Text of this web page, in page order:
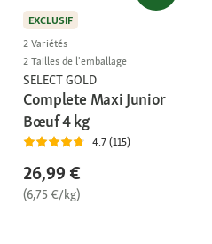
EXCLUSIF
2 Variétés
2 Tailles de l'emballage
SELECT GOLD
Complete Maxi Junior
Bœuf 4 kg
4.7 (115)
26,99 €
(6,75 €/kg)